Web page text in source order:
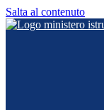
Salta al contenuto